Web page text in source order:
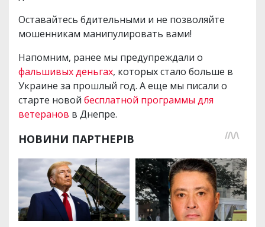
Оставайтесь бдительными и не позволяйте
мошенникам манипулировать вами!
Напомним, ранее мы предупреждали о
фальшивых деньгах, которых стало больше в
Украине за прошлый год. А еще мы писали о
старте новой бесплатной программы для
ветеранов в Днепре.